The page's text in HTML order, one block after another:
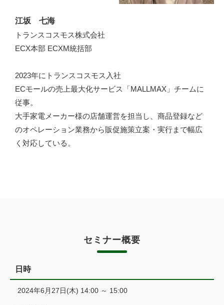
江坂 七海
トランスコスモス株式会社
ECX本部 ECXM統括部
2023年にトランスコスモス入社
ECモールの売上最大化サービス「MALLMAX」チームに
従事。
大手家電メーカー様の店舗運営を担当し、商品登録など
のオペレーション業務から販促施策立案・実行まで幅広
く対応している。
セミナー概要
日時
2024年6月27日(木) 14:00 ～ 15:00